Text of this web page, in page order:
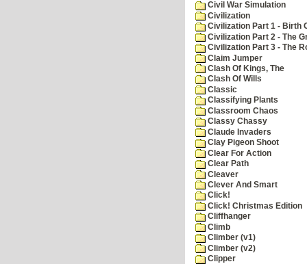
Civil War Simulation
Civilization
Civilization Part 1 - Birth
Civilization Part 2 - The
Civilization Part 3 - The
Claim Jumper
Clash Of Kings, The
Clash Of Wills
Classic
Classifying Plants
Classroom Chaos
Classy Chassy
Claude Invaders
Clay Pigeon Shoot
Clear For Action
Clear Path
Cleaver
Clever And Smart
Click!
Click! Christmas Edition
Cliffhanger
Climb
Climber (v1)
Climber (v2)
Clipper